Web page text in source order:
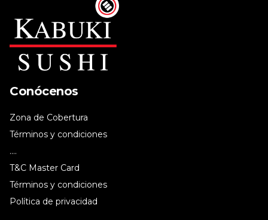
Conócenos
Zona de Cobertura
Términos y condiciones
....
T&C Master Card
Términos y condiciones
Política de privacidad